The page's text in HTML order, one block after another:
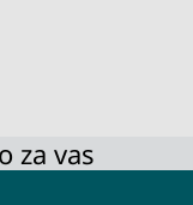
za vas